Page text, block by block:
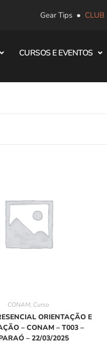
Gear Tips ● CLUB
CURSOS E EVENTOS
CONAM, Curso
ORIENTAÇÃO E
– CONAM – T003 –
– 22/03/2025